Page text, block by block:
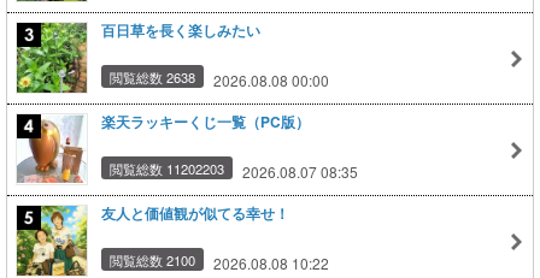
百日草を長く楽しみたい
閲覧総数 2638 2026.08.08 00:00
楽天ラッキーくじ一覧（PC版）
閲覧総数 11202203 2026.08.07 08:35
友人と価値観が似てる幸せ！
閲覧総数 2100 2026.08.08 10:22